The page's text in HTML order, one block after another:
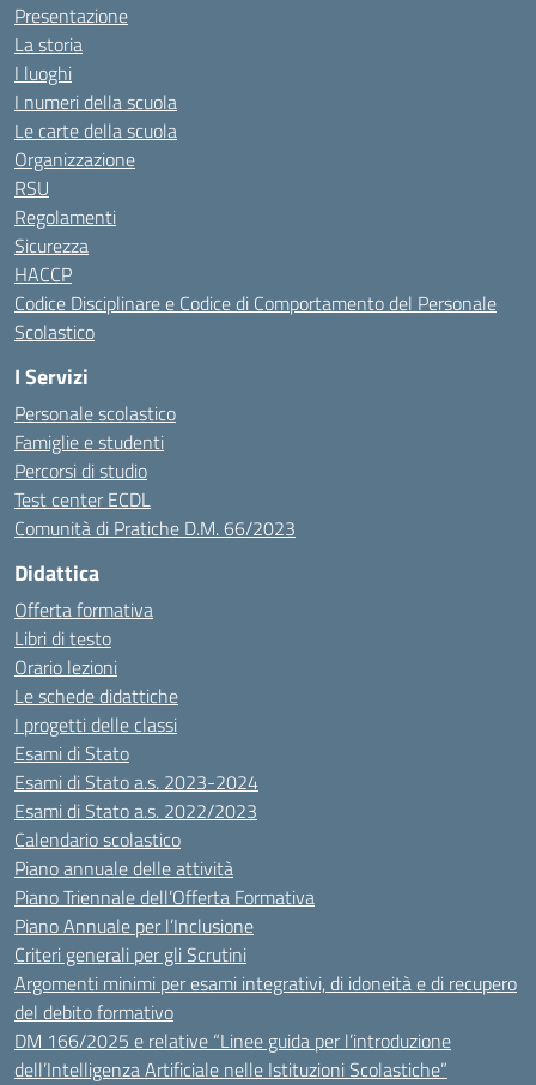
Presentazione
La storia
I luoghi
I numeri della scuola
Le carte della scuola
Organizzazione
RSU
Regolamenti
Sicurezza
HACCP
Codice Disciplinare e Codice di Comportamento del Personale
Scolastico
I Servizi
Personale scolastico
Famiglie e studenti
Percorsi di studio
Test center ECDL
Comunità di Pratiche D.M. 66/2023
Didattica
Offerta formativa
Libri di testo
Orario lezioni
Le schede didattiche
I progetti delle classi
Esami di Stato
Esami di Stato a.s. 2023-2024
Esami di Stato a.s. 2022/2023
Calendario scolastico
Piano annuale delle attività
Piano Triennale dell’Offerta Formativa
Piano Annuale per l’Inclusione
Criteri generali per gli Scrutini
Argomenti minimi per esami integrativi, di idoneità e di recupero
del debito formativo
DM 166/2025 e relative “Linee guida per l’introduzione
dell’Intelligenza Artificiale nelle Istituzioni Scolastiche”